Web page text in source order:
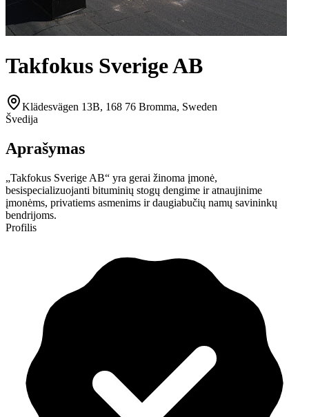
Takfokus Sverige AB
Klädesvägen 13B, 168 76 Bromma, Sweden
Švedija
Aprašymas
„Takfokus Sverige AB“ yra gerai žinoma įmonė,
besispecializuojanti bituminių stogų dengime ir atnaujinime
įmonėms, privatiems asmenims ir daugiabučių namų savininkų
bendrijoms.
Profilis